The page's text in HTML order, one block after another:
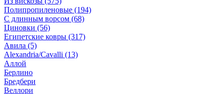
Полипропиленовые (194)
С длинным ворсом (68)
Циновки (56)
Египетские ковры (317)
Авила (5)
Alexandria/Cavalli (13)
Аллой
Берлино
Бредбери
Веллори